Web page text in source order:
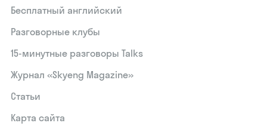
Бесплатный английский
Разговорные клубы
15‑минутные разговоры Talks
Журнал «Skyeng Magazine»
Статьи
Карта сайта